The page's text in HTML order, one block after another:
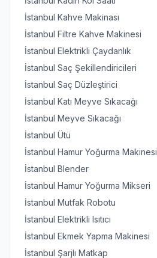
İstanbul Kahve Makinası
İstanbul Filtre Kahve Makinesi
İstanbul Elektrikli Çaydanlık
İstanbul Saç Şekillendiricileri
İstanbul Saç Düzleştirici
İstanbul Katı Meyve Sıkacağı
İstanbul Meyve Sıkacağı
İstanbul Ütü
İstanbul Hamur Yoğurma Makinesi
İstanbul Blender
İstanbul Hamur Yoğurma Mikseri
İstanbul Mutfak Robotu
İstanbul Elektrikli Isıtıcı
İstanbul Ekmek Yapma Makinesi
İstanbul Şarjlı Matkap